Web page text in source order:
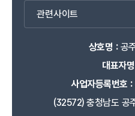
관련사이트
상호명 :공
대표자
사업자등록번호 :
(32572) 충청남도 공